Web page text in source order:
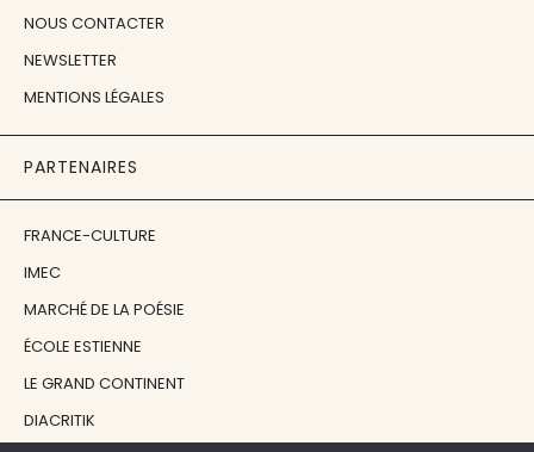
NOUS CONTACTER
NEWSLETTER
MENTIONS LÉGALES
PARTENAIRES
FRANCE-CULTURE
IMEC
MARCHÉ DE LA POÉSIE
ÉCOLE ESTIENNE
LE GRAND CONTINENT
DIACRITIK